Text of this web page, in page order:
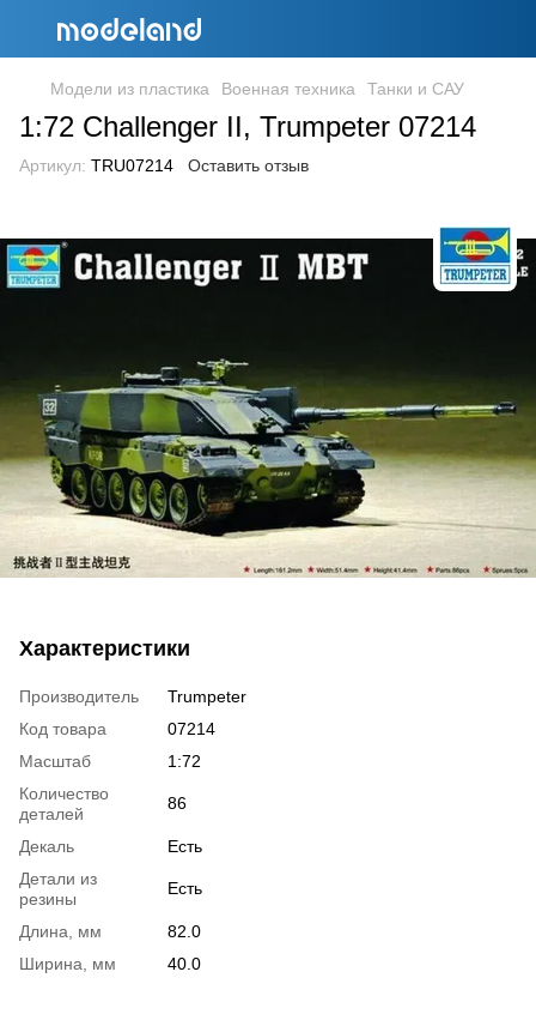
Модели из пластика Военная техника Танки и САУ
1:72 Challenger II, Trumpeter 07214
Артикул: TRU07214 Оставить отзыв
Характеристики
Производитель
Trumpeter
Код товара
07214
Масштаб
1:72
Количество
деталей
86
Декаль
Есть
Детали из
резины
Есть
Длина, мм
82.0
Ширина, мм
40.0